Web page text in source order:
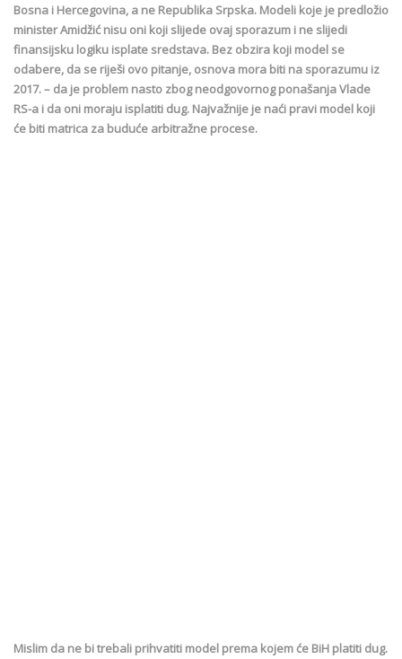
Bosna i Hercegovina, a ne Republika Srpska. Modeli koje je predložio
minister Amidžić nisu oni koji slijede ovaj sporazum i ne slijedi
finansijsku logiku isplate sredstava. Bez obzira koji model se
odabere, da se riješi ovo pitanje, osnova mora biti na sporazumu iz
2017. – da je problem nasto zbog neodgovornog ponašanja Vlade
RS-a i da oni moraju isplatiti dug. Najvažnije je naći pravi model koji
će biti matrica za buduće arbitražne procese.
Mislim da ne bi trebali prihvatiti model prema kojem će BiH platiti dug.